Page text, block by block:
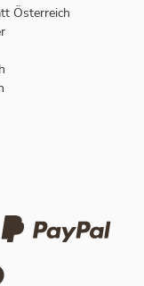
Österreich